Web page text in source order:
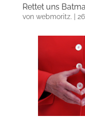
Rettet uns
von webmoritz.